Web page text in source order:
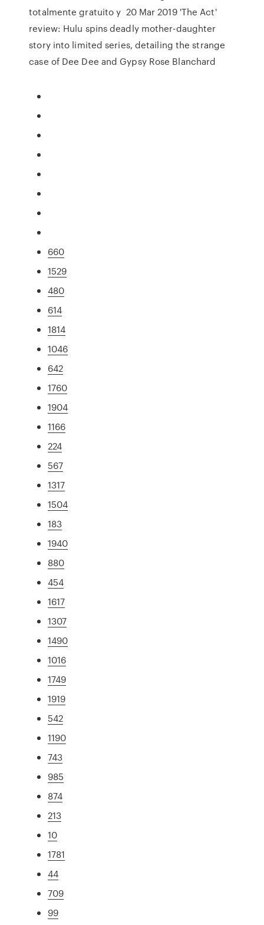
totalmente gratuito y 20 Mar 2019 'The Act'
review: Hulu spins deadly mother-daughter
story into limited series, detailing the strange
case of Dee Dee and Gypsy Rose Blanchard
660
1529
480
614
1814
1046
642
1760
1904
1166
224
567
1317
1504
183
1940
880
454
1617
1307
1490
1016
1749
1919
542
1190
743
985
874
213
10
1781
44
709
99